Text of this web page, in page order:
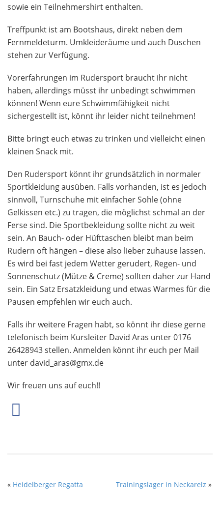
sowie ein Teilnehmershirt enthalten.
Treffpunkt ist am Bootshaus, direkt neben dem
Fernmeldeturm. Umkleideräume und auch Duschen
stehen zur Verfügung.
Vorerfahrungen im Rudersport braucht ihr nicht
haben, allerdings müsst ihr unbedingt schwimmen
können! Wenn eure Schwimmfähigkeit nicht
sichergestellt ist, könnt ihr leider nicht teilnehmen!
Bitte bringt euch etwas zu trinken und vielleicht einen
kleinen Snack mit.
Den Rudersport könnt ihr grundsätzlich in normaler
Sportkleidung ausüben. Falls vorhanden, ist es jedoch
sinnvoll, Turnschuhe mit einfacher Sohle (ohne
Gelkissen etc.) zu tragen, die möglichst schmal an der
Ferse sind. Die Sportbekleidung sollte nicht zu weit
sein. An Bauch- oder Hüfttaschen bleibt man beim
Rudern oft hängen – diese also lieber zuhause lassen.
Es wird bei fast jedem Wetter gerudert, Regen- und
Sonnenschutz (Mütze & Creme) sollten daher zur Hand
sein. Ein Satz Ersatzkleidung und etwas Warmes für die
Pausen empfehlen wir euch auch.
Falls ihr weitere Fragen habt, so könnt ihr diese gerne
telefonisch beim Kursleiter David Aras unter0176
26428943 stellen. Anmelden könnt ihr euch per Mail
unter david_aras@gmx.de
Wir freuen uns auf euch!!
« Heidelberger Regatta Trainingslager in Neckarelz »